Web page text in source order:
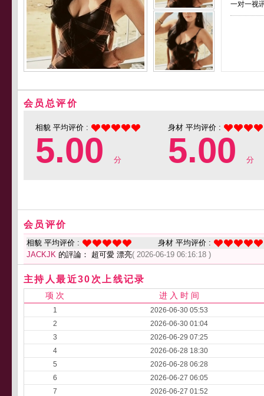
一对一视
会员总评价
相貌 平均评价 :
5.00 分
身材 平均评价 :
5.00 分
会员评价
相貌 平均评价 :
身材 平均评价 :
JACKJK 的評論： 超可愛 漂亮( 2026-06-19 06:16:18 )
主持人最近30次上线记录
项 次 进 入 时 间
1
2026-06-30 05:53
2
2026-06-30 01:04
3
2026-06-29 07:25
4
2026-06-28 18:30
5
2026-06-28 06:28
6
2026-06-27 06:05
7
2026-06-27 01:52